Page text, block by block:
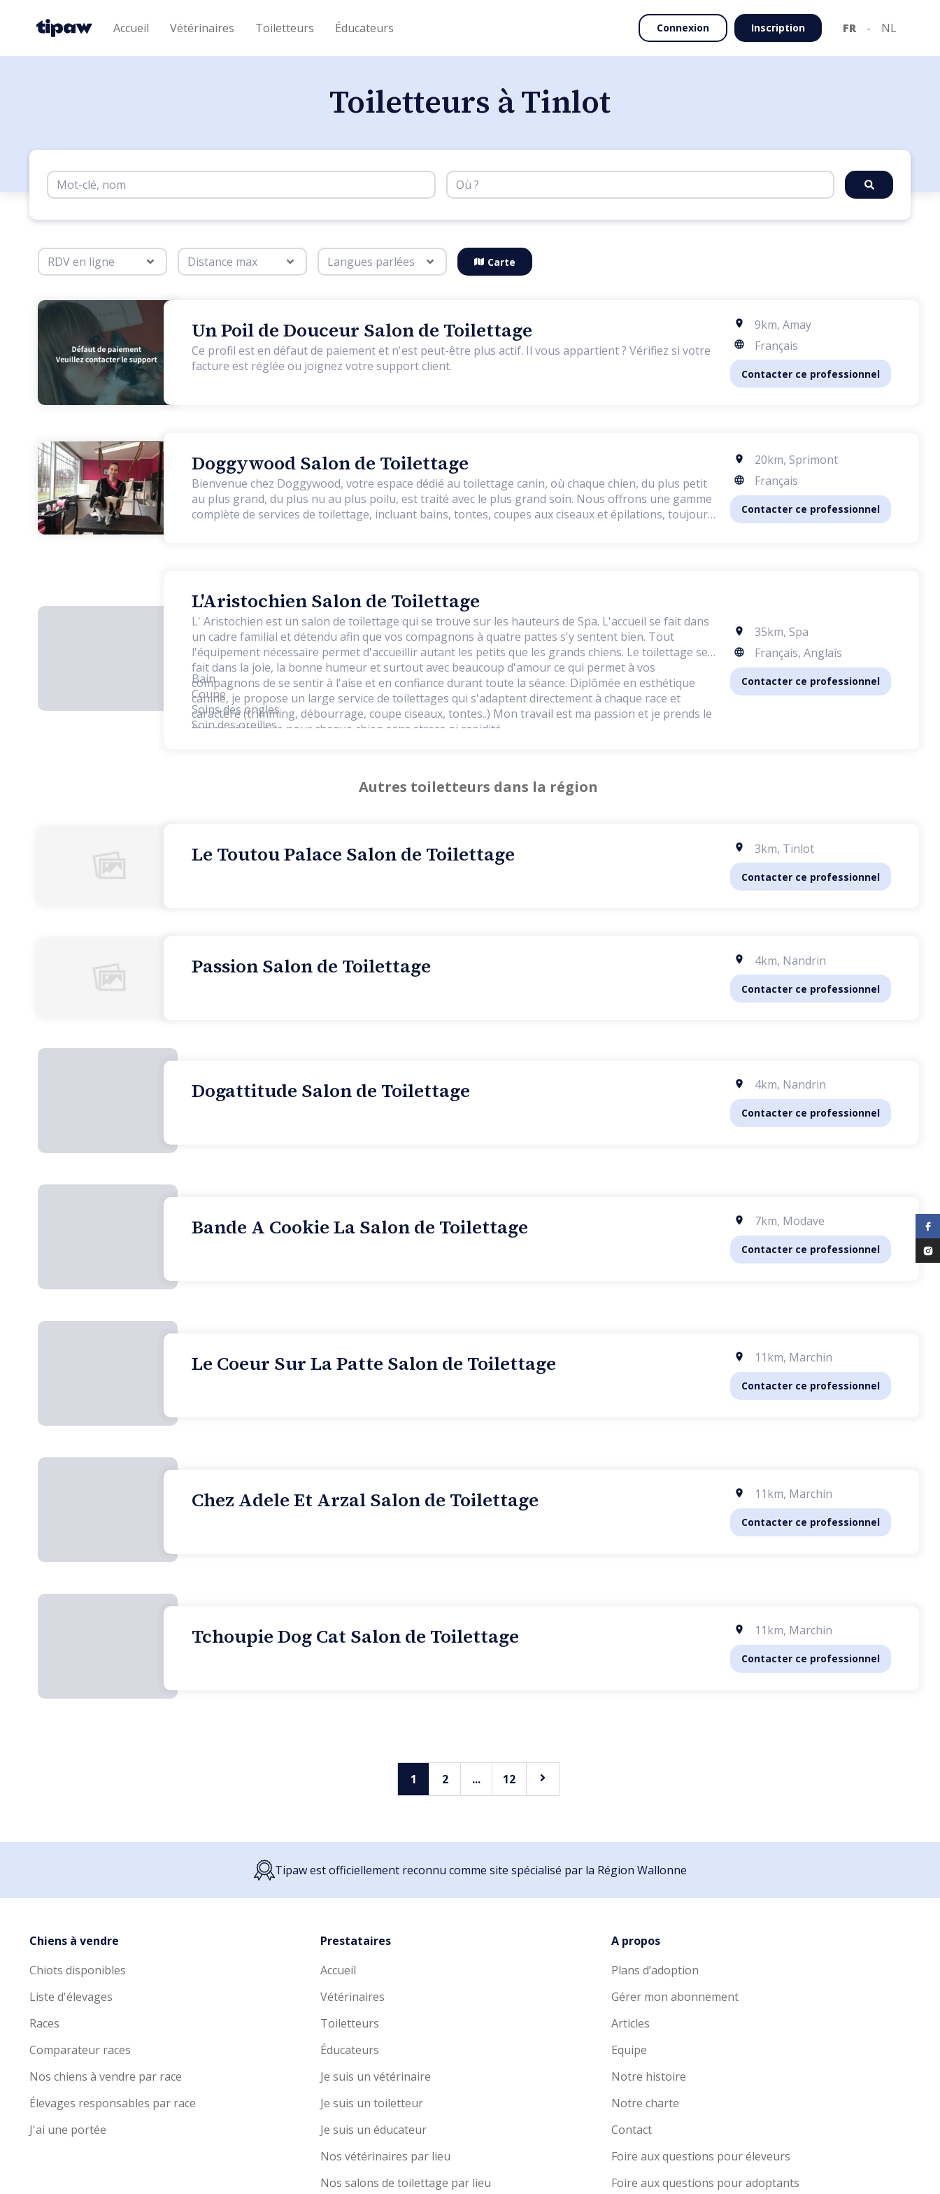
Accueil Vétérinaires Toiletteurs Éducateurs Connexion Inscription FR - NL
Toiletteurs à Tinlot
Carte
Un Poil de Douceur Salon de Toilettage
Ce profil est en défaut de paiement et n'est peut-être plus actif. Il vous appartient ? Vérifiez si votre
facture est réglée ou joignez votre support client.
9km, Amay
Français
Contacter ce professionnel
Doggywood Salon de Toilettage
Bienvenue chez Doggywood, votre espace dédié au toilettage canin, où chaque chien, du plus petit
au plus grand, du plus nu au plus poilu, est traité avec le plus grand soin. Nous offrons une gamme
complète de services de toilettage, incluant bains, tontes, coupes aux ciseaux et épilations, toujours
être et leur santé.
Nous sommes également en train de développer des services pour les chats et
les nouveaux animaux de compagnie (NAC) tels que lapins et cobayes, avec notamment l'utilisation
d'une baignoire hydromassante pour un soin tout en douceur.
20km, Sprimont
Français
Contacter ce professionnel
L'Aristochien Salon de Toilettage
L' Aristochien est un salon de toilettage qui se trouve sur les hauteurs de Spa. L'accueil se fait dans
un cadre familial et détendu afin que vos compagnons à quatre pattes s'y sentent bien. Tout
l'équipement nécessaire permet d'accueillir autant les petits que les grands chiens. Le toilettage se
fait dans la joie, la bonne humeur et surtout avec beaucoup d'amour ce qui permet à vos
compagnons de se sentir à l'aise et en confiance durant toute la séance. Diplômée en esthétique
canine, je propose un large service de toilettages qui s'adaptent directement à chaque race et
caractère (trimming, débourrage, coupe ciseaux, tontes..) Mon travail est ma passion et je prends le
temps nécessaire pour chaque chien sans stress ni rapidité.
Bain
Coupe
Soins des ongles
Soin des oreilles
35km, Spa
Français, Anglais
Contacter ce professionnel
Autres toiletteurs dans la région
Le Toutou Palace Salon de Toilettage 3km, Tinlot
Contacter ce professionnel
Passion Salon de Toilettage 4km, Nandrin
Contacter ce professionnel
Dogattitude Salon de Toilettage 4km, Nandrin
Contacter ce professionnel
Bande A Cookie La Salon de Toilettage 7km, Modave
Contacter ce professionnel
Le Coeur Sur La Patte Salon de Toilettage 11km, Marchin
Contacter ce professionnel
Chez Adele Et Arzal Salon de Toilettage 11km, Marchin
Contacter ce professionnel
Tchoupie Dog Cat Salon de Toilettage 11km, Marchin
Contacter ce professionnel
1 2 ... 12
Tipaw est officiellement reconnu comme site spécialisé par la Région Wallonne
Chiens à vendre
Chiots disponibles
Liste d'élevages
Races
Comparateur races
Nos chiens à vendre par race
Élevages responsables par race
J'ai une portée
Prestataires
Accueil
Vétérinaires
Toiletteurs
Éducateurs
Je suis un vétérinaire
Je suis un toiletteur
Je suis un éducateur
Nos vétérinaires par lieu
Nos salons de toilettage par lieu
A propos
Plans d’adoption
Gérer mon abonnement
Articles
Equipe
Notre histoire
Notre charte
Contact
Foire aux questions pour éleveurs
Foire aux questions pour adoptants